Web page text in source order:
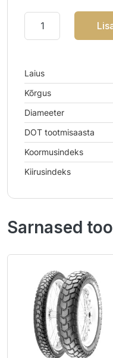
Laius
Kõrgus
Diameeter
DOT tootmisaasta
Koormusindeks
Kiirusindeks
Sarnased